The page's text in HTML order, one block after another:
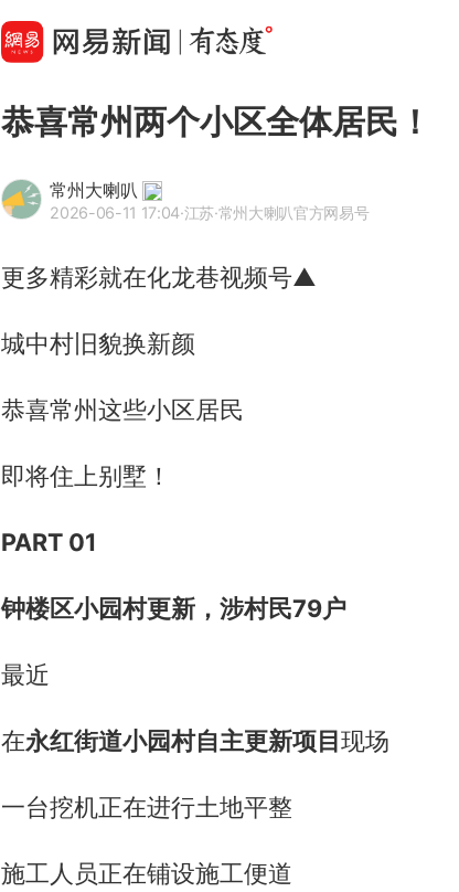
恭喜常州两个小区全体居民！
常州大喇叭
2026-06-11 17:04·江苏·常州大喇叭官方网易号
更多精彩就在化龙巷视频号▲
城中村旧貌换新颜
恭喜常州这些小区居民
即将住上别墅！
PART 01
钟楼区小园村更新，涉村民79户
最近
在永红街道小园村自主更新项目 现场
一台挖机正在进行土地平整
施工人员正在铺设施工便道